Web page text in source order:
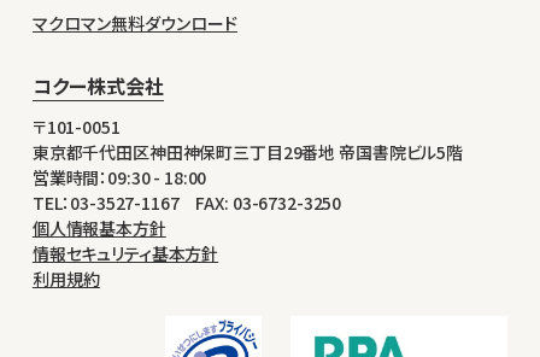
マクロマン無料ダウンロード
コクー株式会社
〒101-0051
東京都千代田区神田神保町三丁目29番地 帝国書院ビル5階
営業時間：09:30 - 18:00
TEL：03-3527-1167 FAX: 03-6732-3250
個人情報基本方針
情報セキュリティ基本方針
利用規約